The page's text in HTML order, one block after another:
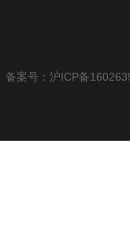
备案号：沪ICP备